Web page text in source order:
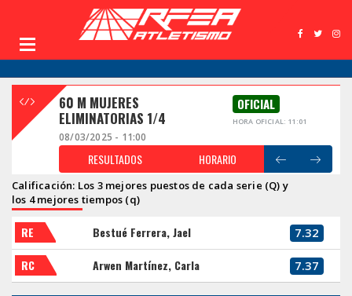
60 M MUJERES
ELIMINATORIAS 1/4
OFICIAL
HORA OFICIAL: 11:01
08/03/2025 - 11:00
RESULTADOS HORARIO
Calificación: Los 3 mejores puestos de cada serie (Q) y
los 4 mejores tiempos (q)
RE Bestué Ferrera, Jael 7.32
RC Arwen Martínez, Carla 7.37